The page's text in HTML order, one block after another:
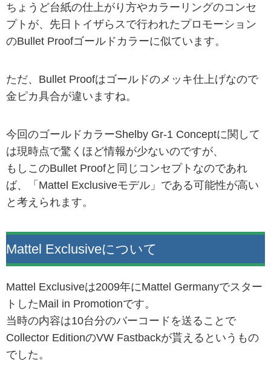
ちょうど台紙の仕上がり方やカラーリングのコンセ
プトが、先日トイザらスで行われたプロモーション
のBullet Proofゴールドカラーに似ています。
ただ、Bullet Proofはゴールドのメッキ仕上げなので
金ピカ具合が違いますね。
今回のゴールドカラーShelby Gr-1 Conceptに関して
は現時点で驚くほど情報が少ないのですが、
もしこのBullet Proofと同じコンセプトなのであれ
ば、「Mattel Exclusiveモデル」である可能性が高い
と考えられます。
Mattel Exclusiveについて
Mattel Exclusiveは2009年にMattel Germanyでスター
トしたMail in Promotionです。
当時の内容は10台分のバーコードを送ることで
Collector EditionのVW Fastbackが貰えるというもの
でした。